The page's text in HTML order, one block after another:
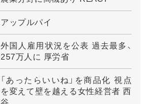
アップルパイ
外国人雇用状況を公表 過去最多、
257万人に 厚労省
「あったらいいね」を商品化 視点
を変えて壁を越える女性経営者 西
谷